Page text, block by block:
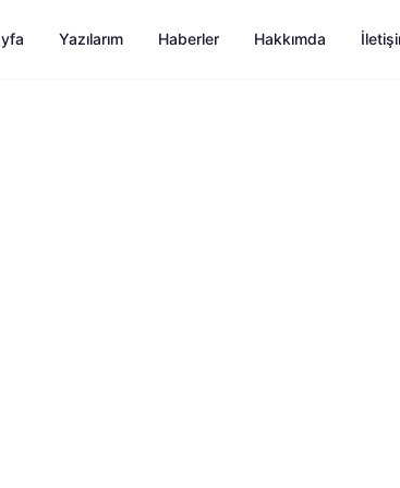
Yazılarım Haberler Hakkımda